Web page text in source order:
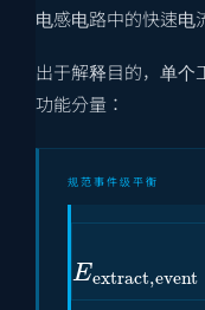
电感电路中的快速电
出于解释目的，单个
功能分量：
规范事件级平衡
Eextract